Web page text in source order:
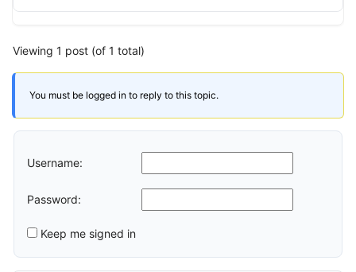
Viewing 1 post (of 1 total)
You must be logged in to reply to this topic.
Username:
Password:
Keep me signed in